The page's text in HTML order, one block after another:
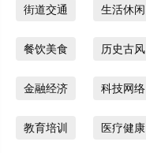
街道交通 生活休闲
餐饮美食 历史古风
金融经济 科技网络
教育培训 医疗健康